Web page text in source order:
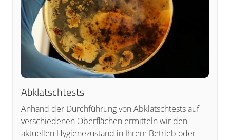
Abklatschtests
Anhand der Durchführung von Abklatschtests auf
verschiedenen Oberflächen ermitteln wir den
aktuellen Hygienezustand in Ihrem Betrieb oder